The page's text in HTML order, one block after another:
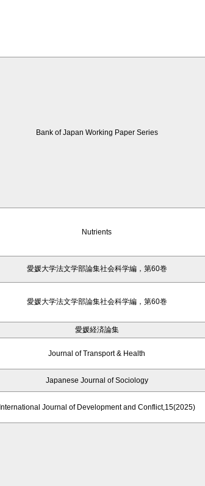
Bank of Japan Working Paper Series
Nutrients
愛媛大学法文学部論集社会科学編，第60巻
愛媛大学法文学部論集社会科学編，第60巻
愛媛経済論集
Journal of Transport & Health
Japanese Journal of Sociology
International Journal of Development and Conflict,15(2025)